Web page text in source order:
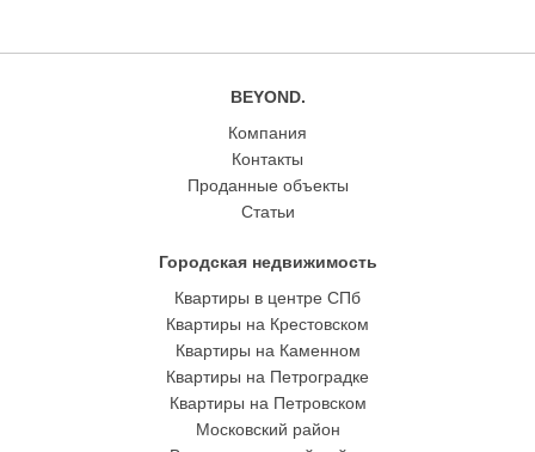
BEYOND.
Компания
Контакты
Проданные объекты
Статьи
Городская недвижимость
Квартиры в центре СПб
Квартиры на Крестовском
Квартиры на Каменном
Квартиры на Петроградке
Квартиры на Петровском
Московский район